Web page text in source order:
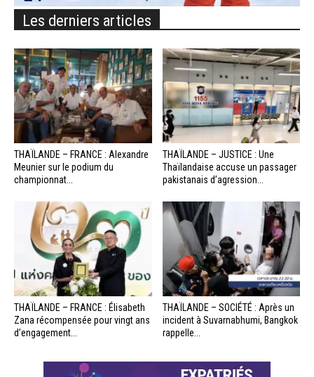
Les derniers articles
THAÏLANDE – FRANCE : Alexandre
Meunier sur le podium du
championnat...
THAÏLANDE – JUSTICE : Une
Thaïlandaise accuse un passager
pakistanais d’agression...
THAÏLANDE – FRANCE : Élisabeth
Zana récompensée pour vingt ans
d’engagement...
THAÏLANDE – SOCIÉTÉ : Après un
incident à Suvarnabhumi, Bangkok
rappelle...